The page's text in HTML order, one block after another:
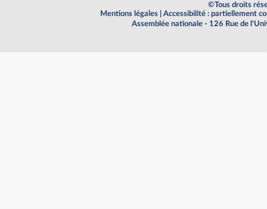
©Tous droits
Mentions légales
Accessibilité : partiellement
Assemblée nationale - 126 Rue de